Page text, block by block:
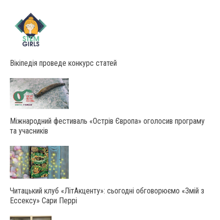
Вікіпедія проведе конкурс статей
Міжнародний фестиваль «Острів Європа» оголосив програму
та учасників
Читацький клуб «ЛітАкценту»: сьогодні обговорюємо «Змій з
Ессексу» Сари Перрі